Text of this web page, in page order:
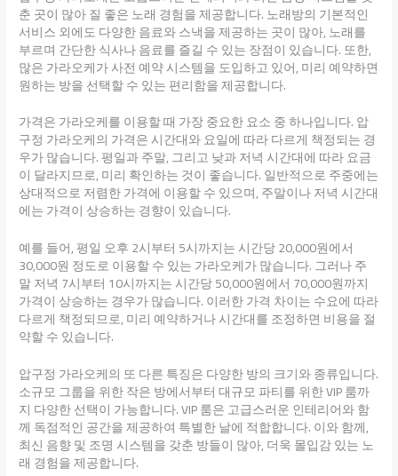
춘 곳이 많아 질 좋은 노래 경험을 제공합니다. 노래방의 기본적인
서비스 외에도 다양한 음료와 스낵을 제공하는 곳이 많아, 노래를
부르며 간단한 식사나 음료를 즐길 수 있는 장점이 있습니다. 또한,
많은 가라오케가 사전 예약 시스템을 도입하고 있어, 미리 예약하면
원하는 방을 선택할 수 있는 편리함을 제공합니다.
가격은 가라오케를 이용할 때 가장 중요한 요소 중 하나입니다. 압
구정 가라오케의 가격은 시간대와 요일에 따라 다르게 책정되는 경
우가 많습니다. 평일과 주말, 그리고 낮과 저녁 시간대에 따라 요금
이 달라지므로, 미리 확인하는 것이 좋습니다. 일반적으로 주중에는
상대적으로 저렴한 가격에 이용할 수 있으며, 주말이나 저녁 시간대
에는 가격이 상승하는 경향이 있습니다.
예를 들어, 평일 오후 2시부터 5시까지는 시간당 20,000원에서
30,000원 정도로 이용할 수 있는 가라오케가 많습니다. 그러나 주
말 저녁 7시부터 10시까지는 시간당 50,000원에서 70,000원까지
가격이 상승하는 경우가 많습니다. 이러한 가격 차이는 수요에 따라
다르게 책정되므로, 미리 예약하거나 시간대를 조정하면 비용을 절
약할 수 있습니다.
압구정 가라오케의 또 다른 특징은 다양한 방의 크기와 종류입니다.
소규모 그룹을 위한 작은 방에서부터 대규모 파티를 위한 VIP 룸까
지 다양한 선택이 가능합니다. VIP 룸은 고급스러운 인테리어와 함
께 독점적인 공간을 제공하여 특별한 날에 적합합니다. 이와 함께,
최신 음향 및 조명 시스템을 갖춘 방들이 많아, 더욱 몰입감 있는 노
래 경험을 제공합니다.